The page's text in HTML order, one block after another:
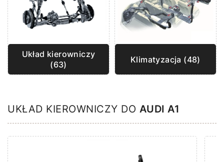
Układ kierowniczy
(63)
Klimatyzacja (48)
UKŁAD KIEROWNICZY DO AUDI A1